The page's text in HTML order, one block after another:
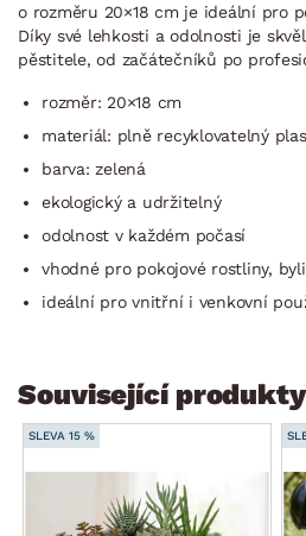
o rozměru 20×18 cm je ideální pro
Díky své lehkosti a odolnosti je
pěstitele, od začátečníků po
rozměr: 20×18 cm
materiál: plně recyklovatelný
barva: zelená
ekologický a udržitelný
odolnost v každém počasí
vhodné pro pokojové rostliny,
ideální pro vnitřní i venkovní
Související produkty
SLEVA 15 %